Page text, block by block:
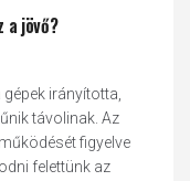
a jövő?
irányította,
távolinak. Az
figyelve
felettünk az